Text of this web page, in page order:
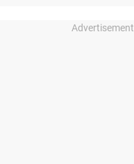
Advertisement